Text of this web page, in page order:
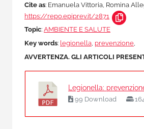
Cite as: Emanuela Vittoria, Romina
https://repo.epiprev.it/2871
Topic: AMBIENTE E SALUTE
Key words: legionella, prevenzione,
AVVERTENZA. GLI ARTICOLI
Legionella:
99 Download